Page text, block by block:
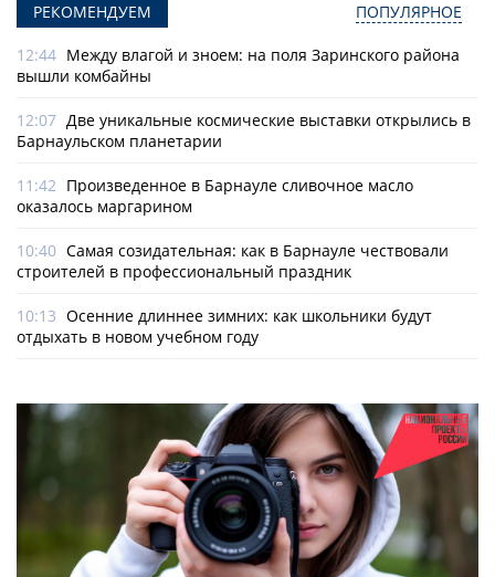
РЕКОМЕНДУЕМ ПОПУЛЯРНОЕ
12:44 Между влагой и зноем: на поля Заринского района
вышли комбайны
12:07 Две уникальные космические выставки открылись в
Барнаульском планетарии
11:42 Произведенное в Барнауле сливочное масло
оказалось маргарином
10:40 Самая созидательная: как в Барнауле чествовали
строителей в профессиональный праздник
10:13 Осенние длиннее зимних: как школьники будут
отдыхать в новом учебном году